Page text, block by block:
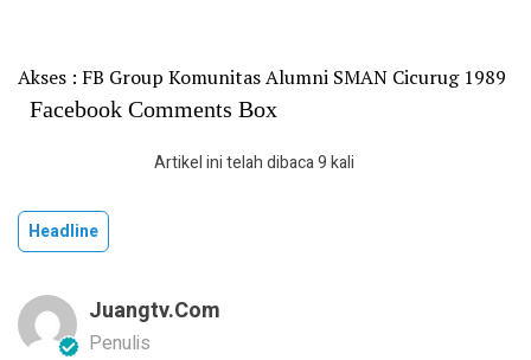
Akses : FB Group Komunitas Alumni SMAN Cicurug 1989
Facebook Comments Box
Artikel ini telah dibaca 9 kali
Headline
Juangtv.com
Penulis